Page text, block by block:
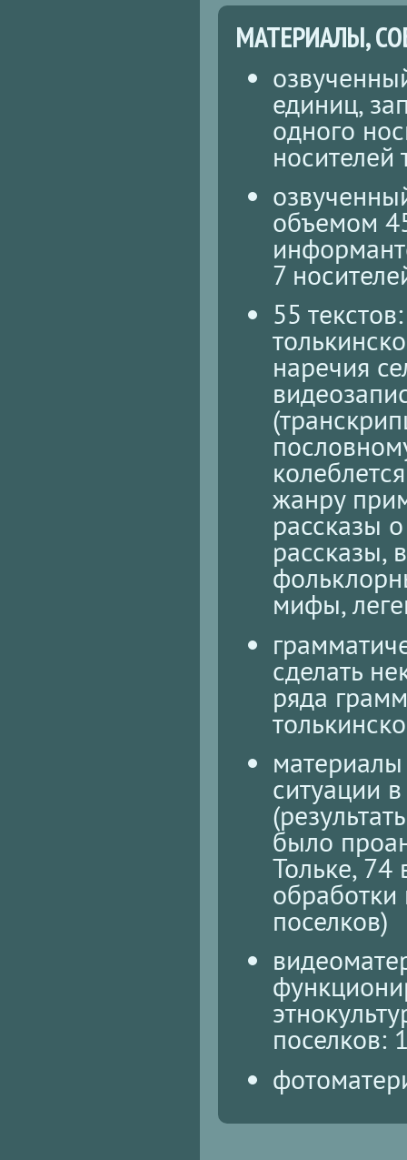
МАТЕРИАЛЫ,
единиц,
одного
носителей
объемом
7
55
наречия
жанру
рассказы
рассказы,
мифы,
сделать
ряда
ситуации
было
Тольке, 74
поселков)
поселков: